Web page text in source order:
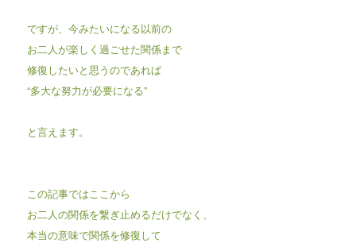
ですが、今みたいになる以前の
お二人が楽しく過ごせた関係まで
修復したいと思うのであれば
“多大な努力が必要になる”
と言えます。
この記事ではここから
お二人の関係を繋ぎ止めるだけでなく、
本当の意味で関係を修復して